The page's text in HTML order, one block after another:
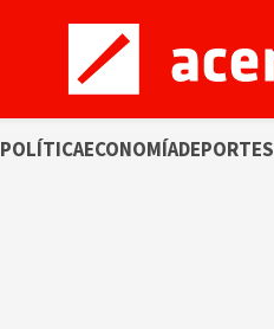
POLÍTICAECONOMÍADEPORTES